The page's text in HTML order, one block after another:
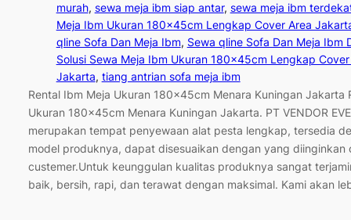
murah, sewa meja ibm siap antar, sewa meja ibm
Meja Ibm Ukuran 180x45cm Lengkap Cover Area
qline Sofa Dan Meja Ibm, Sewa qline Sofa Dan Meja Ibm
Solusi Sewa Meja Ibm Ukuran 180x45cm Lengkap Cover
Jakarta, tiang antrian sofa meja ibm
Rental Ibm Meja Ukuran 180x45cm Menara Kuningan Jakarta
Ukuran 180x45cm Menara Kuningan Jakarta. PT VENDOR
merupakan tempat penyewaan alat pesta lengkap, tersedia
model produknya, dapat disesuaikan dengan yang diinginkan
custemer.Untuk keunggulan kualitas produknya sangat
baik, bersih, rapi, dan terawat dengan maksimal. Kami akan